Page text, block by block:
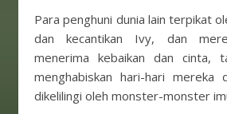
Para penghuni dunia lain terpikat
dan kecantikan Ivy, dan
menerima kebaikan dan cinta,
menghabiskan hari-hari mereka
dikelilingi oleh monster-monster